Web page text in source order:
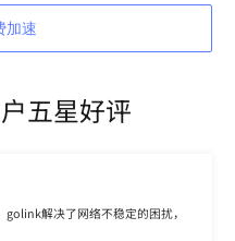
加速
五星好评
解决了网络不稳定的困扰，